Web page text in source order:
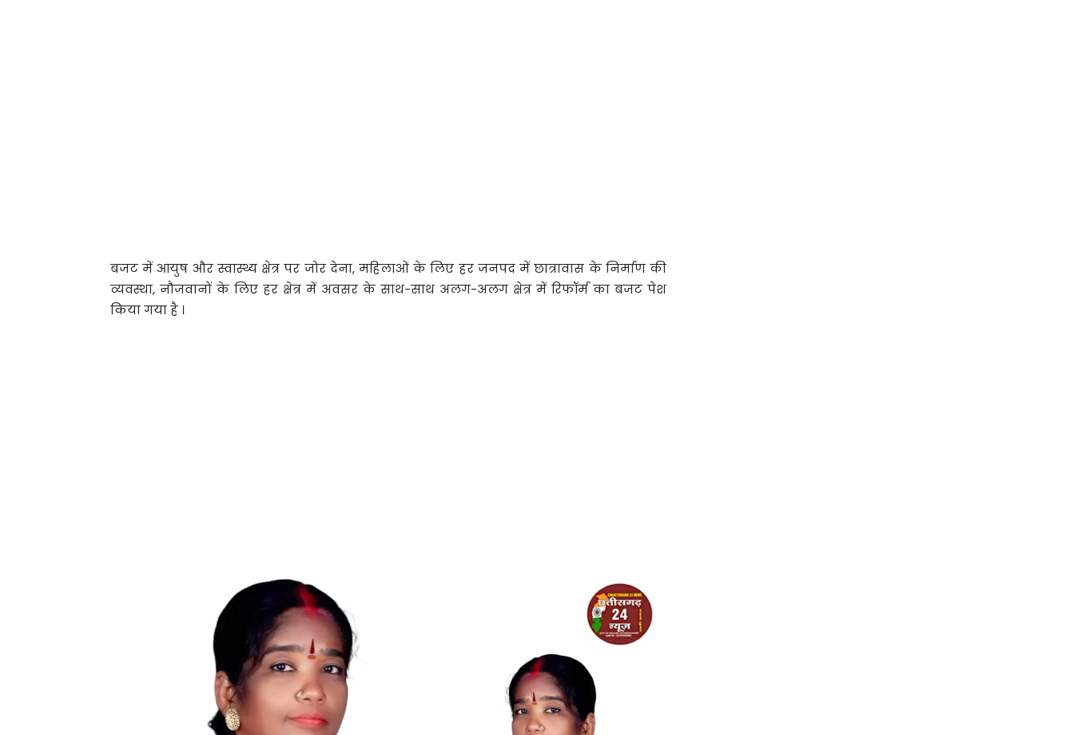
बजट में आयुष और स्वास्थ्य क्षेत्र पर जोर देना, महिलाओं के लिए हर जनपद में छात्रावास के निर्माण की
व्यवस्था, नौजवानों के लिए हर क्षेत्र में अवसर के साथ-साथ अलग-अलग क्षेत्र में रिफॉर्म का बजट पेश
किया गया है ।